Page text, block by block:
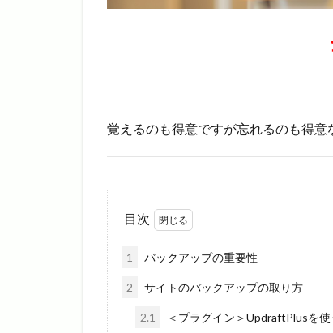
覚えるのも得意ですが忘れるのも得意
目次
1 バックアップの重要性
2 サイトのバックアップの取り方
2.1 ＜プラグイン＞UpdraftPlusを使